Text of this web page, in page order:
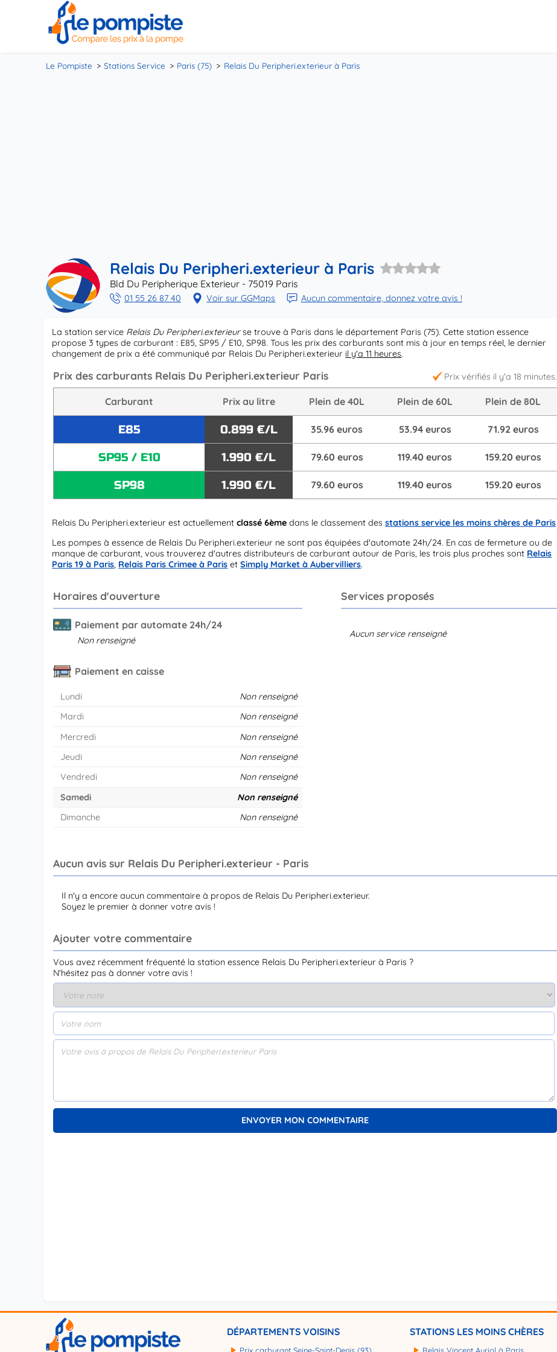
Le Pompiste Stations Service Paris (75) Relais Du Peripheri.exterieur à Paris
Relais Du Peripheri.exterieur à Paris
Bld Du Peripherique Exterieur - 75019 Paris
01 55 26 87 40 Voir sur GGMaps Aucun commentaire, donnez votre avis !
La station service Relais Du Peripheri.exterieurse trouve à Paris dans le département Paris (75). Cette station essence
propose 3 types de carburant : E85, SP95 / E10, SP98. Tous les prix des carburants sont mis à jour en temps réel, le dernier
changement de prix a été communiqué par Relais Du Peripheri.exterieur il y'a 11 heures.
Prix vérifiés il y'a 18 minutes.
Prix des carburants Relais Du Peripheri.exterieur Paris
Carburant Prix au litre Plein de 40L Plein de 60L Plein de 80L
E85 0.899 €/L 35.96 euros 53.94 euros 71.92 euros
SP95 / E10 1.990 €/L 79.60 euros 119.40 euros 159.20 euros
SP98 1.990 €/L 79.60 euros 119.40 euros 159.20 euros
Relais Du Peripheri.exterieur est actuellementclassé 6ème dans le classement desstations service les moins chères de Paris
Les pompes à essence de Relais Du Peripheri.exterieur ne sont pas équipées d'automate 24h/24. En cas de fermeture ou de
manque de carburant, vous trouverez d'autres distributeurs de carburant autour de Paris, les trois plus proches sont Relais
Paris 19 à Paris, Relais Paris Crimee à Paris etSimply Market à Aubervilliers.
Horaires d'ouverture
Paiement par automate 24h/24
Non renseigné
Paiement en caisse
Lundi
Non renseigné
Mardi
Non renseigné
Mercredi
Non renseigné
Jeudi
Non renseigné
Vendredi
Non renseigné
Samedi
Non renseigné
Dimanche
Non renseigné
Services proposés
Aucun service renseigné
Aucun avis sur Relais Du Peripheri.exterieur - Paris
Il n'y a encore aucun commentaire à propos de Relais Du Peripheri.exterieur.
Soyez le premier à donner votre avis !
Ajouter votre commentaire
Vous avez récemment fréquenté la station essence Relais Du Peripheri.exterieur à Paris ?
N'hésitez pas à donner votre avis !
DÉPARTEMENTS VOISINS STATIONS LES MOINS CHÈRES